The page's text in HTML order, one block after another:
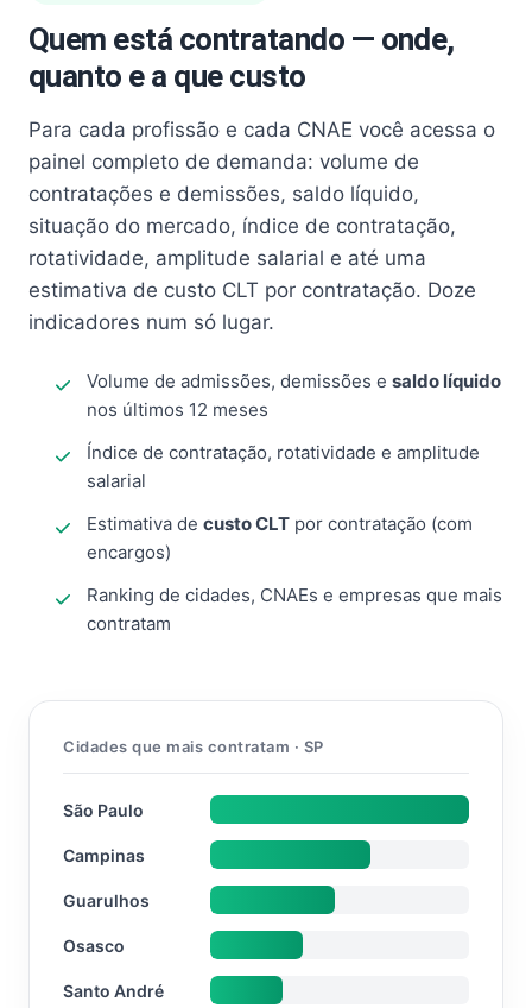
Quem está contratando — onde,
quanto e a que custo
Para cada profissão e cada CNAE você acessa o
painel completo de demanda: volume de
contratações e demissões, saldo líquido,
situação do mercado, índice de contratação,
rotatividade, amplitude salarial e até uma
estimativa de custo CLT por contratação. Doze
indicadores num só lugar.
Volume de admissões, demissões e saldo líquido
nos últimos 12 meses
Índice de contratação, rotatividade e amplitude
salarial
Estimativa de custo CLT por contratação (com
encargos)
Ranking de cidades, CNAEs e empresas que mais
contratam
Cidades que mais contratam · SP
São Paulo
Campinas
Guarulhos
Osasco
Santo André